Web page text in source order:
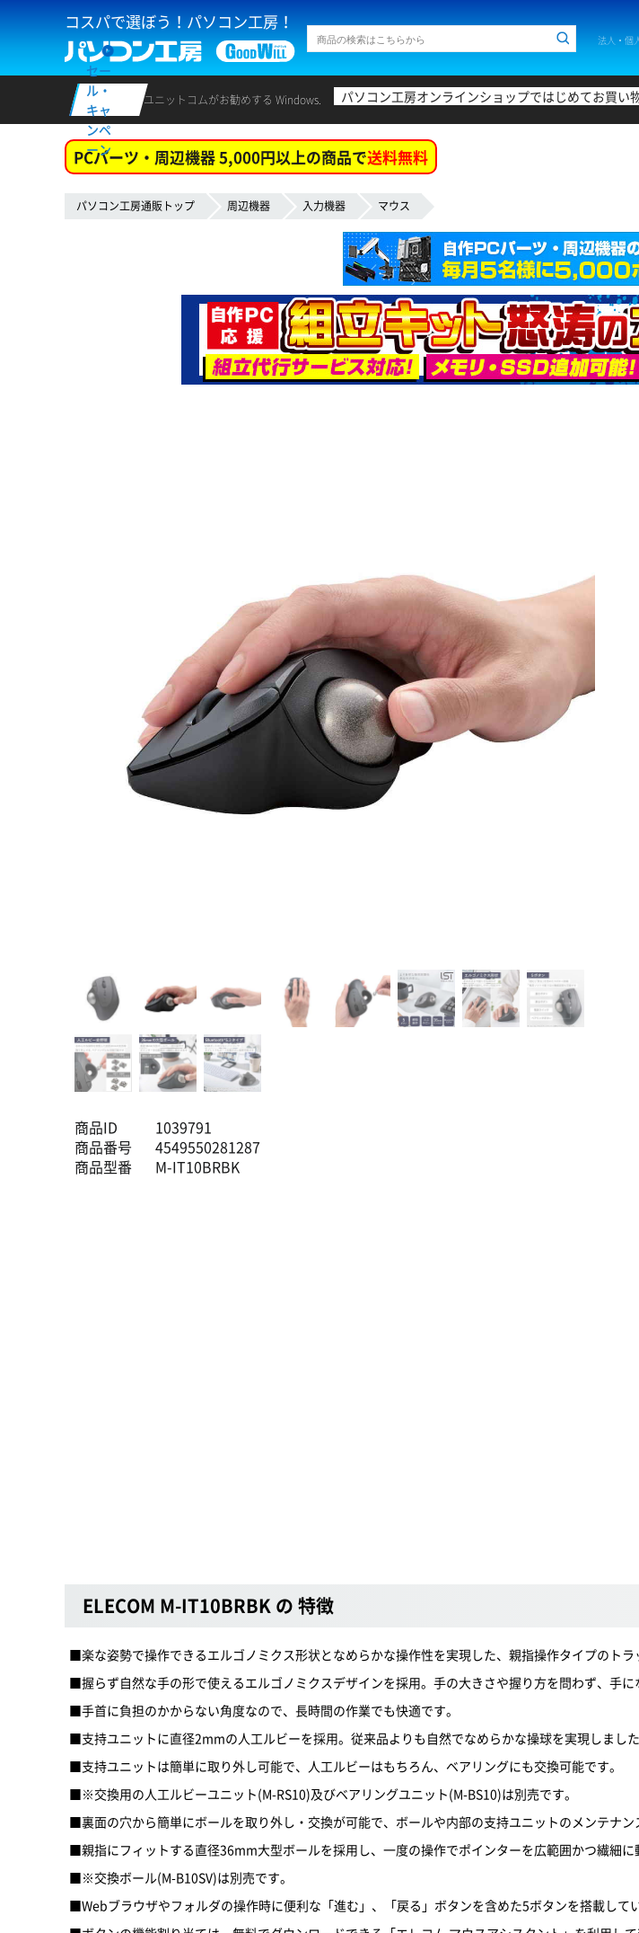
コスパで選ぼう！パソコン工房！
法人・個
セー
ル・
キャ
ンペ
ーン
ユニットコムがお勧めする Windows. パソコン工房オンラインショップではじめてお買い
PCパーツ・周辺機器 5,000円以上の商品で送料無料
パソコン工房通販トップ 周辺機器 入力機器 マウス
商品ID
1039791
商品番号
4549550281287
商品型番
M-IT10BRBK
ELECOM M-IT10BRBK の 特徴
■楽な姿勢で操作できるエルゴノミクス形状となめらかな操作性を実現した、親指操作タイプのトラ
■握らず自然な手の形で使えるエルゴノミクスデザインを採用。手の大きさや握り方を問わず、手に
■手首に負担のかからない角度なので、長時間の作業でも快適です。
■支持ユニットに直径2mmの人工ルビーを採用。従来品よりも自然でなめらかな操球を実現しました
■支持ユニットは簡単に取り外し可能で、人工ルビーはもちろん、ベアリングにも交換可能です。
■※交換用の人工ルビーユニット(M-RS10)及びベアリングユニット(M-BS10)は別売です。
■裏面の穴から簡単にボールを取り外し・交換が可能で、ボールや内部の支持ユニットのメンテナン
■親指にフィットする直径36mm大型ボールを採用し、一度の操作でポインターを広範囲かつ繊細に
■※交換ボール(M-B10SV)は別売です。
■Webブラウザやフォルダの操作時に便利な「進む」、「戻る」ボタンを含めた5ボタンを搭載してい